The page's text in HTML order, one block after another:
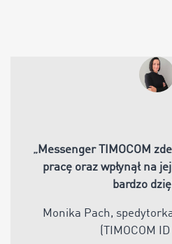
„Messenger TIMOCOM
pracę oraz wpłynął na
bardzo
Monika Pach,
(TIMOCOM